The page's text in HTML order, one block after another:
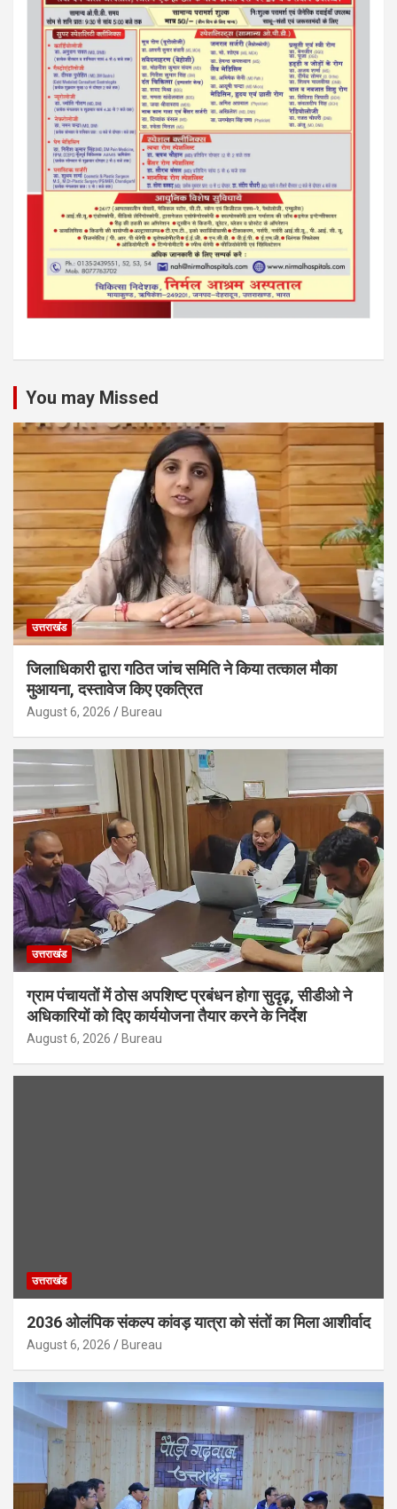
You may Missed
उत्तराखंड
जिलाधिकारी द्वारा गठित जांच समिति ने किया तत्काल मौका
मुआयना, दस्तावेज किए एकत्रित
August 6, 2026 Bureau
उत्तराखंड
ग्राम पंचायतों में ठोस अपशिष्ट प्रबंधन होगा सुदृढ़, सीडीओ ने
अधिकारियों को दिए कार्ययोजना तैयार करने के निर्देश
August 6, 2026 Bureau
उत्तराखंड
2036 ओलंपिक संकल्प कांवड़ यात्रा को संतों का मिला आशीर्वाद
August 6, 2026 Bureau